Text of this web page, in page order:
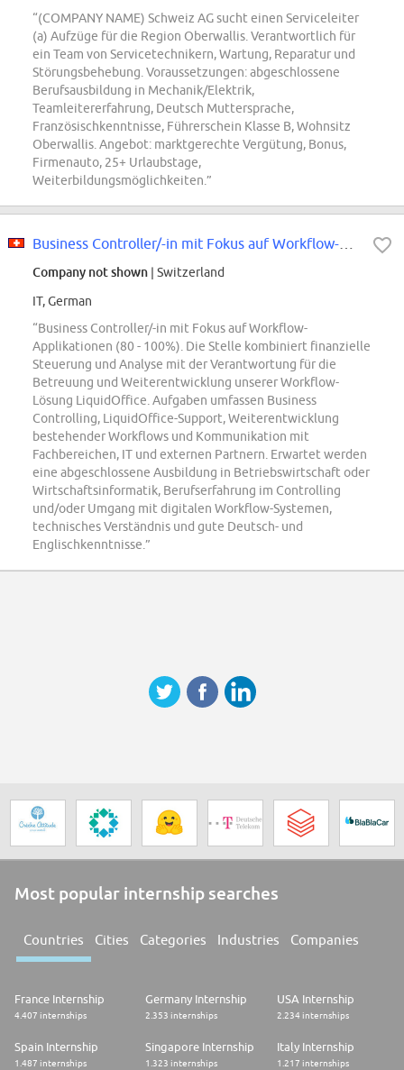
“(COMPANY NAME) Schweiz AG sucht einen Serviceleiter
(a) Aufzüge für die Region Oberwallis. Verantwortlich für
ein Team von Servicetechnikern, Wartung, Reparatur und
Störungsbehebung. Voraussetzungen: abgeschlossene
Berufsausbildung in Mechanik/Elektrik,
Teamleitererfahrung, Deutsch Muttersprache,
Französischkenntnisse, Führerschein Klasse B, Wohnsitz
Oberwallis. Angebot: marktgerechte Vergütung, Bonus,
Firmenauto, 25+ Urlaubstage,
Weiterbildungsmöglichkeiten.”
Company not shown | Switzerland
IT, German
“Business Controller/-in mit Fokus auf Workflow-
Applikationen (80 - 100%). Die Stelle kombiniert finanzielle
Steuerung und Analyse mit der Verantwortung für die
Betreuung und Weiterentwicklung unserer Workflow-
Lösung LiquidOffice. Aufgaben umfassen Business
Controlling, LiquidOffice-Support, Weiterentwicklung
bestehender Workflows und Kommunikation mit
Fachbereichen, IT und externen Partnern. Erwartet werden
eine abgeschlossene Ausbildung in Betriebswirtschaft oder
Wirtschaftsinformatik, Berufserfahrung im Controlling
und/oder Umgang mit digitalen Workflow-Systemen,
technisches Verständnis und gute Deutsch- und
Englischkenntnisse.”
Most popular internship searches
Countries Cities Categories Industries Companies
France Internship
4.407 internships
Germany Internship
2.353 internships
USA Internship
2.234 internships
Spain Internship
1.487 internships
Singapore Internship
1.323 internships
Italy Internship
1.217 internships